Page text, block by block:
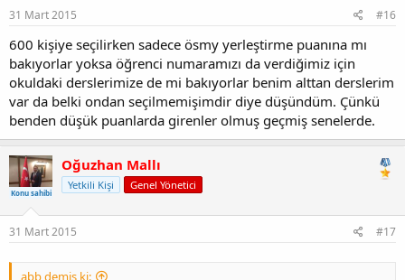
31 Mart 2015 #16
600 kişiye seçilirken sadece ösmy yerleştirme puanına mı
bakıyorlar yoksa öğrenci numaramızı da verdiğimiz için
okuldaki derslerimize de mi bakıyorlar benim alttan derslerim
var da belki ondan seçilmemişimdir diye düşündüm. Çünkü
benden düşük puanlarda girenler olmuş geçmiş senelerde.
Konu sahibi
Oğuzhan Mallı
Yetkili Kişi Genel Yönetici
31 Mart 2015 #17
abb demiş ki: